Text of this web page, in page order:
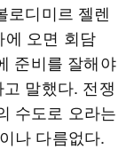
로디미르 젤렌
에 오면 회담
준비를 잘해야
말했다. 전쟁
수도로 오라는
나 다름없다.